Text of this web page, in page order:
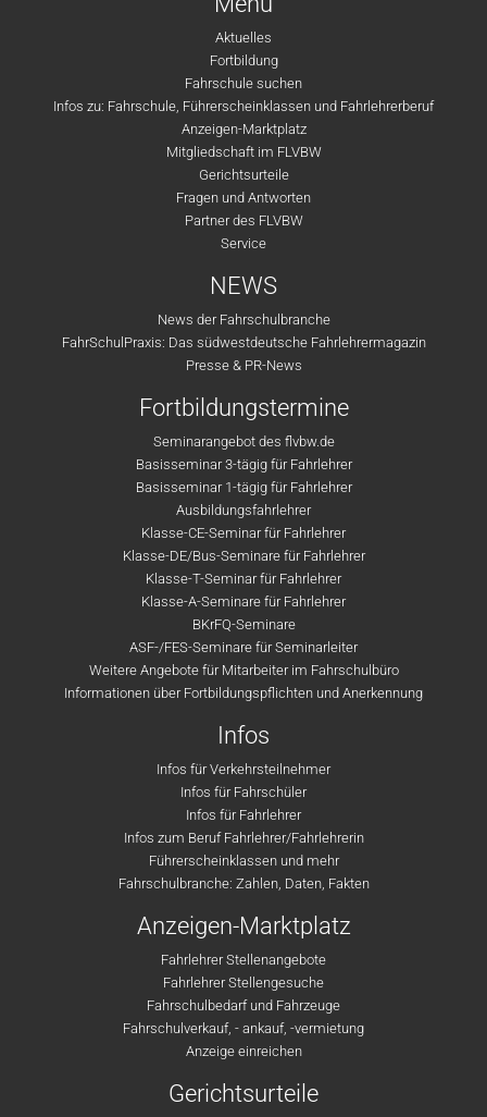
Aktuelles
Fortbildung
Fahrschule suchen
Infos zu: Fahrschule, Führerscheinklassen und Fahrlehrerberuf
Anzeigen-Marktplatz
Mitgliedschaft im FLVBW
Gerichtsurteile
Fragen und Antworten
Partner des FLVBW
Service
NEWS
News der Fahrschulbranche
FahrSchulPraxis: Das südwestdeutsche Fahrlehrermagazin
Presse & PR-News
Fortbildungstermine
Seminarangebot des flvbw.de
Basisseminar 3-tägig für Fahrlehrer
Basisseminar 1-tägig für Fahrlehrer
Ausbildungsfahrlehrer
Klasse-CE-Seminar für Fahrlehrer
Klasse-DE/Bus-Seminare für Fahrlehrer
Klasse-T-Seminar für Fahrlehrer
Klasse-A-Seminare für Fahrlehrer
BKrFQ-Seminare
ASF-/FES-Seminare für Seminarleiter
Weitere Angebote für Mitarbeiter im Fahrschulbüro
Informationen über Fortbildungspflichten und Anerkennung
Infos
Infos für Verkehrsteilnehmer
Infos für Fahrschüler
Infos für Fahrlehrer
Infos zum Beruf Fahrlehrer/Fahrlehrerin
Führerscheinklassen und mehr
Fahrschulbranche: Zahlen, Daten, Fakten
Anzeigen-Marktplatz
Fahrlehrer Stellenangebote
Fahrlehrer Stellengesuche
Fahrschulbedarf und Fahrzeuge
Fahrschulverkauf, - ankauf, -vermietung
Anzeige einreichen
Gerichtsurteile